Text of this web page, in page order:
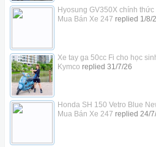
Hyosung GV350X chính
Mua Bán Xe 247 replied 1/8/
Xe tay ga 50cc Fi cho học
Kymco replied 31/7/26
Honda SH 150 Vetro Blue
Mua Bán Xe 247 replied 24/